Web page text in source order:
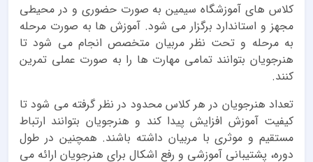
کلاس های آموزشگاه سیمین به صورت حضوری و در محیطی
مجهز و استاندارد برگزار می شود. آموزش ها به صورت مرحله
به مرحله و تحت نظر مربیان متخصص انجام می شود تا
هنرجویان بتوانند تمامی مهارت ها را به صورت عملی تمرین
کنند.
تعداد هنرجویان در هر کلاس محدود در نظر گرفته می شود تا
کیفیت آموزش افزایش پیدا کند و هنرجویان بتوانند ارتباط
مستقیم و موثری با مربیان داشته باشند. همچنین در طول
دوره، پشتیبانی آموزشی و رفع اشکال برای هنرجویان ارائه می